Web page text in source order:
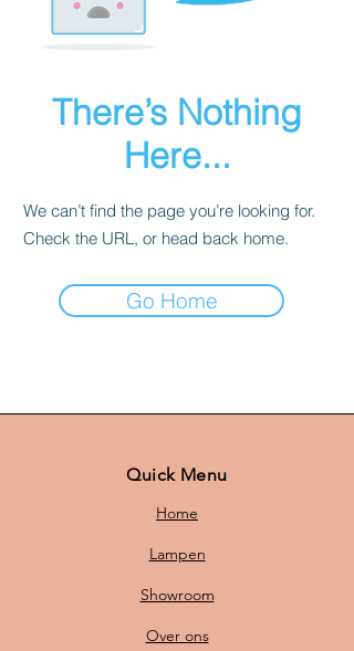
There’s Nothing
Here...
We can’t find the page you’re looking for.
Check the URL, or head back home.
Go Home
Quick Menu
Home
Lampen
Showroom
Over ons